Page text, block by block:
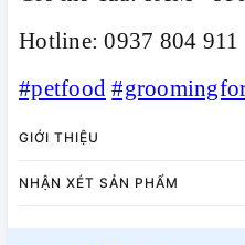
Hotline: 0937 804 911
#petfood
GIỚI THIỆU
NHẬN XÉT SẢN PHẨM